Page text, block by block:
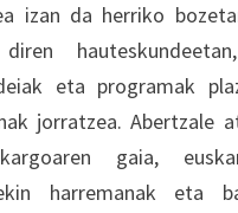
izan da herriko
diren
eta programak
jorratzea. Abertzale
gaia,
harremanak eta